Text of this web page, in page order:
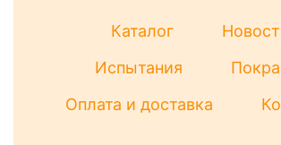
Каталог
Испытания
Оплата и доставка